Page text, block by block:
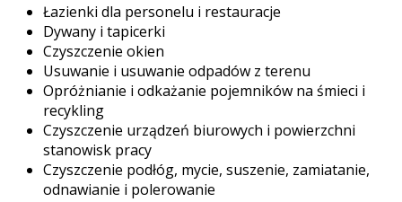
Łazienki dla personelu i restauracje
Dywany i tapicerki
Czyszczenie okien
Usuwanie i usuwanie odpadów z terenu
Opróżnianie i odkażanie pojemników na śmieci i
recykling
Czyszczenie urządzeń biurowych i powierzchni
stanowisk pracy
Czyszczenie podłóg, mycie, suszenie, zamiatanie,
odnawianie i polerowanie